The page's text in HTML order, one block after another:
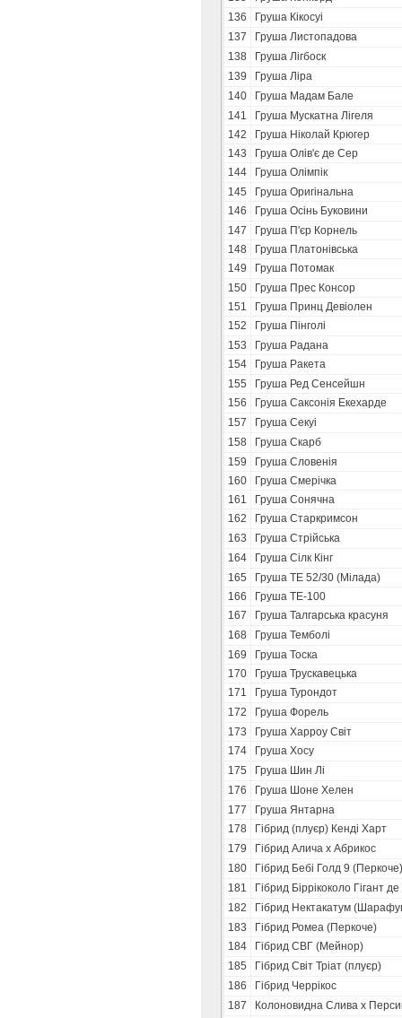
136
Груша Кікосуі
137
Груша Листопадова
138
Груша Лігбоск
139
Груша Ліра
140
Груша Мадам Бале
141
Груша Мускатна Лігеля
142
Груша Ніколай Крюгер
143
Груша Олів'є де Сер
144
Груша Олімпік
145
Груша Оригінальна
146
Груша Осінь Буковини
147
Груша П'єр Корнель
148
Груша Платонівська
149
Груша Потомак
150
Груша Прес Консор
151
Груша Принц Девіолен
152
Груша Пінголі
153
Груша Радана
154
Груша Ракета
155
Груша Ред Сенсейшн
156
Груша Саксонія Екехарде
157
Груша Секуі
158
Груша Скарб
159
Груша Словенія
160
Груша Смерічка
161
Груша Сонячна
162
Груша Старкримсон
163
Груша Стрійська
164
Груша Сілк Кінг
165
Груша ТЕ 52/30 (Мілада)
166
Груша ТЕ-100
167
Груша Талгарська красуня
168
Груша Темболі
169
Груша Тоска
170
Груша Трускавецька
171
Груша Турондот
172
Груша Форель
173
Груша Харроу Світ
174
Груша Хосу
175
Груша Шин Лі
176
Груша Шоне Хелен
177
Груша Янтарна
178
Гібрид (плуєр) Кенді Харт
179
Гібрид Алича х Абрикос
180
Гібрид Бебі Голд 9 (Перкоче)
181
Гібрид Біррікоколо Гігант
182
Гібрид Нектакатум
183
Гібрид Ромеа (Перкоче)
184
Гібрид СВГ (Мейнор)
185
Гібрид Світ Тріат (плуєр)
186
Гібрид Черрікос
187
Колоновидна Слива х